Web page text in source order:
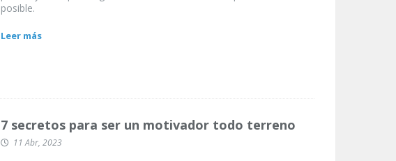
posible.
Leer más
7 secretos para ser un motivador todo terreno
11 Abr, 2023